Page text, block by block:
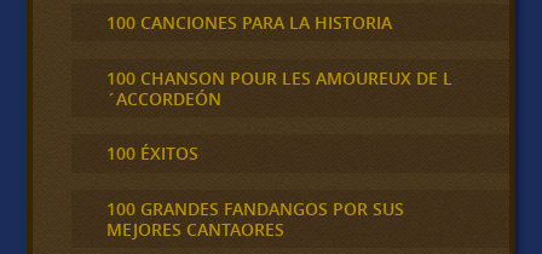
100 CANCIONES PARA LA HISTORIA
100 CHANSON POUR LES AMOUREUX DE L
´ACCORDEÓN
100 ÉXITOS
100 GRANDES FANDANGOS POR SUS
MEJORES CANTAORES